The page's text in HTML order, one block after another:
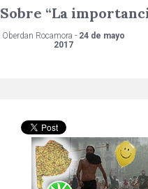
Sobre “La
Oberdan Rocamora - 24 de mayo
2017